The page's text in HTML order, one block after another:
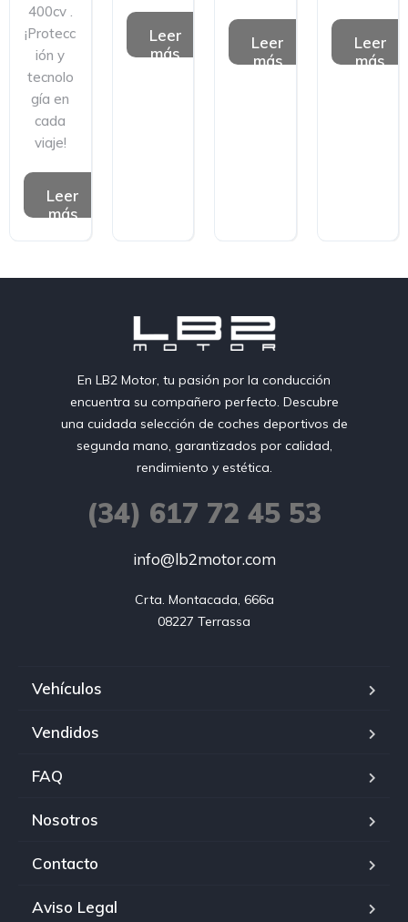
400cv .
¡Protecc
ión y
tecnolo
gía en
cada
viaje!
Leer
más
Leer
más
Leer
más
Leer
más
En LB2 Motor, tu pasión por la conducción
encuentra su compañero perfecto. Descubre
una cuidada selección de coches deportivos de
segunda mano, garantizados por calidad,
rendimiento y estética.
(34) 617 72 45 53
info@lb2motor.com
Crta. Montacada, 666a
08227 Terrassa
Vehículos
Vendidos
FAQ
Nosotros
Contacto
Aviso Legal